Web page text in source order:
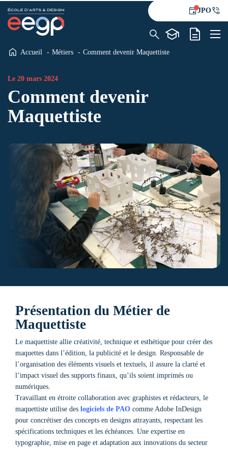
JPO
Formations
Alternance
Le blog
Contact
Accueil Métiers Comment devenir Maquettiste
Le 20 mars 2024
Comment devenir
Maquettiste
Présentation du Métier de
Maquettiste
Le maquettiste allie créativité, technique et esthétique pour créer des
maquettes dans l’édition, la publicité et le design. Responsable de
l’organisation des éléments visuels et textuels, il assure la clarté et
l’impact visuel des supports finaux, qu’ils soient imprimés ou
numériques.
Travaillant en étroite collaboration avec graphistes et rédacteurs, le
maquettiste utilise des logiciels de PAO comme Adobe InDesign
pour concrétiser des concepts en designs attrayants, respectant les
spécifications techniques et les échéances. Une expertise en
typographie, mise en page et adaptation aux innovations du secteur